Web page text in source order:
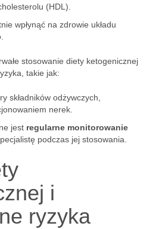
(HDL).
wpłynąć na zdrowie układu
stosowanie diety ketogenicznej
takie jak:
składników odżywczych,
nerek.
jest regularne monitorowanie
podczas jej stosowania.
i
ryzyka